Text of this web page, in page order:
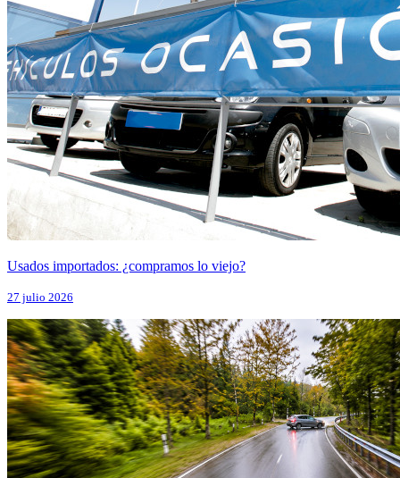
Usados importados: ¿compramos lo viejo?
27 julio 2026